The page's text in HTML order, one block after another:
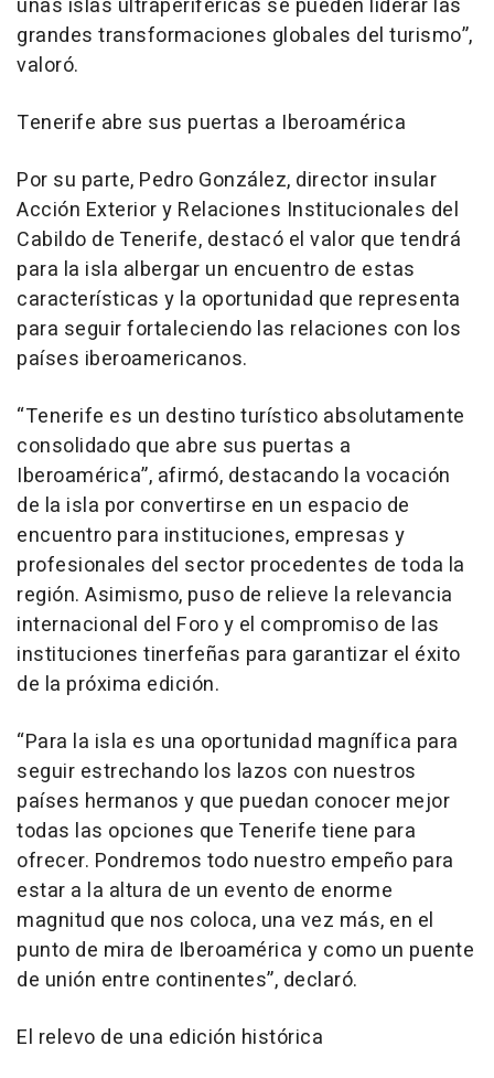
unas islas ultraperiféricas se pueden liderar las
grandes transformaciones globales del turismo”,
valoró.
Tenerife abre sus puertas a Iberoamérica
Por su parte, Pedro González, director insular
Acción Exterior y Relaciones Institucionales del
Cabildo de Tenerife, destacó el valor que tendrá
para la isla albergar un encuentro de estas
características y la oportunidad que representa
para seguir fortaleciendo las relaciones con los
países iberoamericanos.
“Tenerife es un destino turístico absolutamente
consolidado que abre sus puertas a
Iberoamérica”, afirmó, destacando la vocación
de la isla por convertirse en un espacio de
encuentro para instituciones, empresas y
profesionales del sector procedentes de toda la
región. Asimismo, puso de relieve la relevancia
internacional del Foro y el compromiso de las
instituciones tinerfeñas para garantizar el éxito
de la próxima edición.
“Para la isla es una oportunidad magnífica para
seguir estrechando los lazos con nuestros
países hermanos y que puedan conocer mejor
todas las opciones que Tenerife tiene para
ofrecer. Pondremos todo nuestro empeño para
estar a la altura de un evento de enorme
magnitud que nos coloca, una vez más, en el
punto de mira de Iberoamérica y como un puente
de unión entre continentes”, declaró.
El relevo de una edición histórica